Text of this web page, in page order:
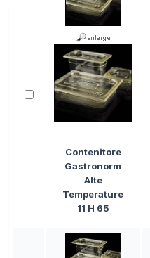
Contenitore
Gastronorm
Alte
Temperature
11 H 65